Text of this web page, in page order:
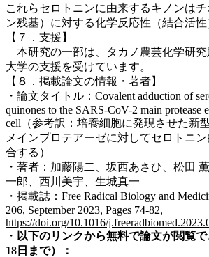
これらセロトニンに由来するキノンは
ン残基）に対する化学反応性（結合活性
【７．支援】
本研究の一部は、タカノ農芸化学研究
大学の支援を受けています。
【８．掲載論文の情報・著者】
・論文タイトル：Covalent adduction of
quinones to the SARS-CoV-2 main protease
cell（参考訳：培養細胞に発現させた新
メインプロテアーゼに対してセロトニ
合する）
・著者：加藤陽二、坂西あさひ、松田
一郎、西川美宇、生城真一
・掲載誌：Free Radical Biology and
206, September 2023, Pages 74-82,
https://doi.org/10.1016/
・ 以下のリンクから無料で論文が閲覧で
18日まで）：